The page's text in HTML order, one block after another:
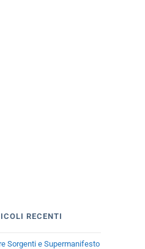
RECENTI
Sorgenti e Supermanifesto